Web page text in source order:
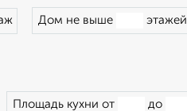
Дом не выше этажей
Площадь кухни от до